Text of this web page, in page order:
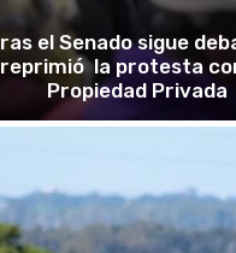
el Senado sigue
la protesta
Propiedad Privada